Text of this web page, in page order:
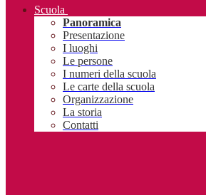
Scuola
Panoramica
Presentazione
I luoghi
Le persone
I numeri della scuola
Le carte della scuola
Organizzazione
La storia
Contatti